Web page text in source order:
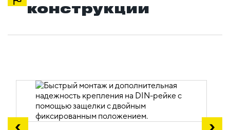
конструкции